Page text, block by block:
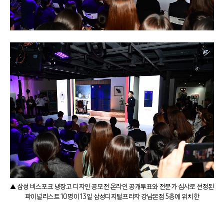
▲ 삼성 비스포크 냉장고 디자인 공모전 온라인 공개투표와 전문가 심사로 선정된
파이널리스트 10명이 13일 삼성디지털프라자 강남본점 5층에 위치한